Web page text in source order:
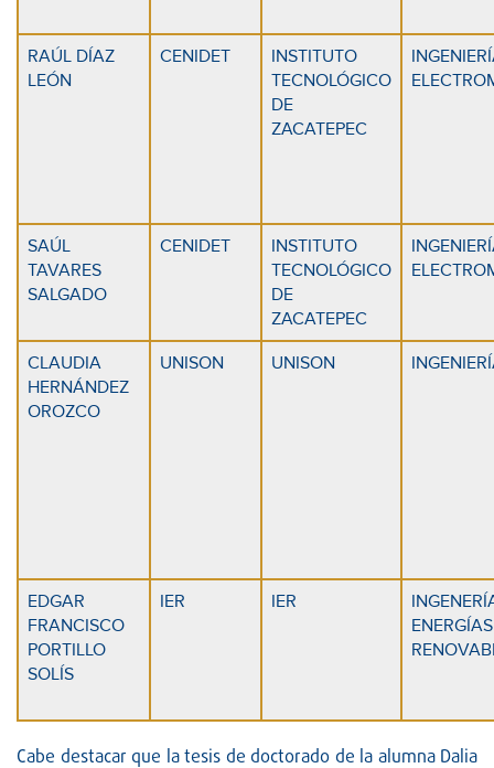
RAÚL DÍAZ
LEÓN
CENIDET
INSTITUTO
TECNOLÓGICO
DE
ZACATEPEC
SAÚL
TAVARES
SALGADO
CENIDET
INSTITUTO
TECNOLÓGICO
DE
ZACATEPEC
CLAUDIA
HERNÁNDEZ
OROZCO
UNISON UNISON
EDGAR
FRANCISCO
PORTILLO
SOLÍS
IER IER
ENERGÍAS
Cabe destacar que la tesis de doctorado de la alumna Dalia